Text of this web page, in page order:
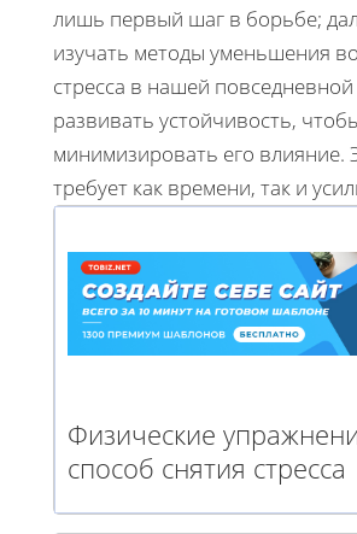
лишь первый шаг в борьбе;
изучать методы уменьшения
стресса в нашей
развивать устойчивость,
минимизировать его влияние.
требует как времени, так и
Физические
способ снятия стресса